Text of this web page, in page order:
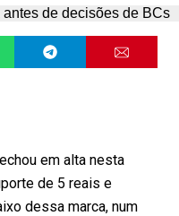
em alta nesta
de 5 reais e
dessa marca, num